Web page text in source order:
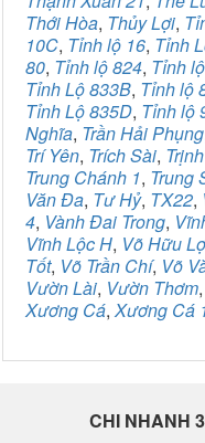
Thới Hòa, Thủy Lợi,
10C, Tỉnh lộ 16, Tỉnh
80, Tỉnh lộ 824, Tỉnh
Tỉnh Lộ 833B, Tỉnh lộ
Tỉnh Lộ 835D, Tỉnh lộ
Nghĩa, Trần Hải Phụng
Trí Yên, Trích Sài,
Trung Chánh 1, Trung
Văn Đa, Tư Hỷ, TX22,
4, Vành Đai Trong,
Vĩnh Lộc H, Võ Hữu
Tốt, Võ Trần Chí, Võ
Vườn Lài, Vườn Thơm
Xương Cá,Xương Cá
CHI NHANH